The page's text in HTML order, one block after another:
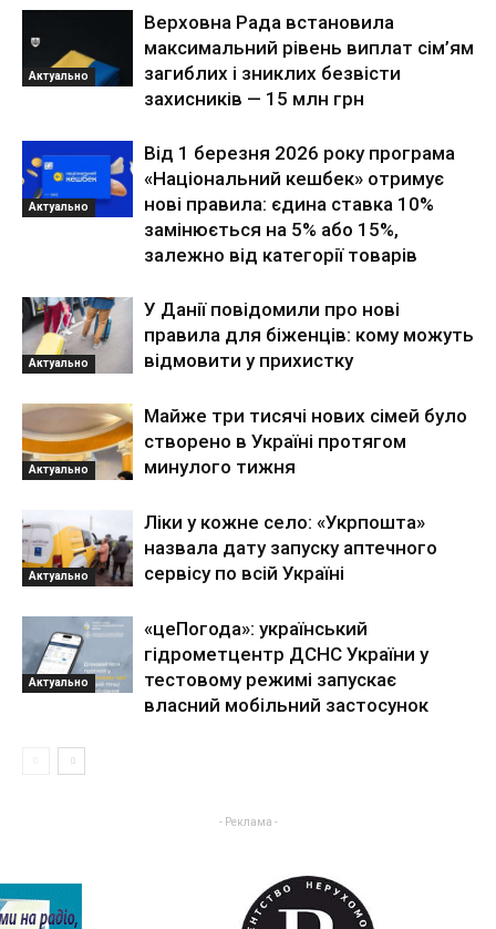
Актуально
Верховна Рада встановила
максимальний рівень виплат сім’ям
загиблих і зниклих безвісти
захисників — 15 млн грн
Актуально
Від 1 березня 2026 року програма
«Національний кешбек» отримує
нові правила: єдина ставка 10%
замінюється на 5% або 15%,
залежно від категорії товарів
Актуально
У Данії повідомили про нові
правила для біженців: кому можуть
відмовити у прихистку
Актуально
Майже три тисячі нових сімей було
створено в Україні протягом
минулого тижня
Актуально
Ліки у кожне село: «Укрпошта»
назвала дату запуску аптечного
сервісу по всій Україні
Актуально
«цеПогода»: український
гідрометцентр ДСНС України у
тестовому режимі запускає
власний мобільний застосунок
- Реклама -